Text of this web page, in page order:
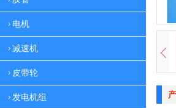
电机
减速机
皮带轮
发电机组